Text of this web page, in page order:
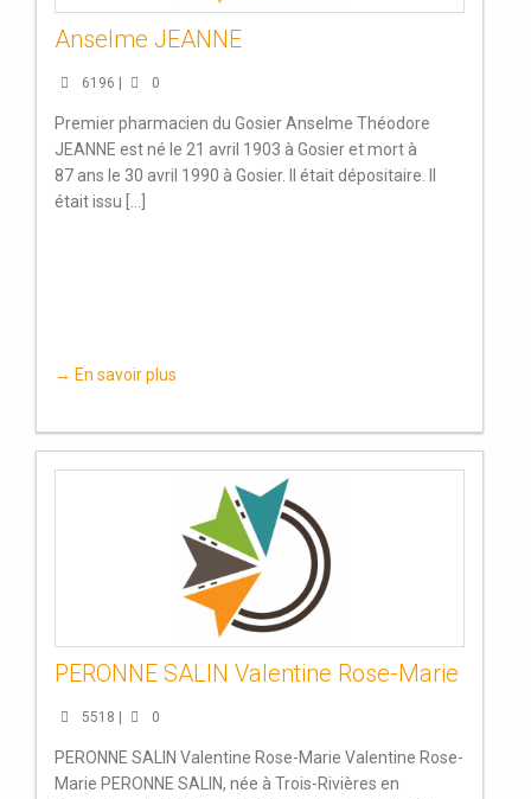
Anselme JEANNE
6196 | 0
Premier pharmacien du Gosier Anselme Théodore
JEANNE est né le 21 avril 1903 à Gosier et mort à
87 ans le 30 avril 1990 à Gosier. Il était dépositaire. Il
était issu [...]
→ En savoir plus
PERONNE SALIN Valentine Rose-Marie
5518 | 0
PERONNE SALIN Valentine Rose-Marie Valentine Rose-
Marie PERONNE SALIN, née à Trois-Rivières en